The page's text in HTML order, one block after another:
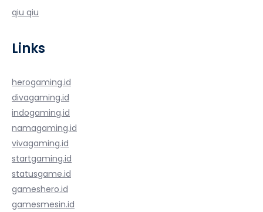
qiu qiu
Links
herogaming.id
divagaming.id
indogaming.id
namagaming.id
vivagaming.id
startgaming.id
statusgame.id
gameshero.id
gamesmesin.id